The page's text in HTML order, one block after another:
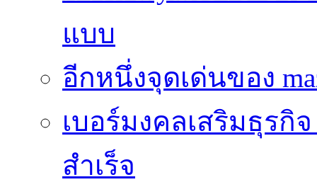
แบบ
อีกหนึ่งจุดเด่นของ
เบอร์มงคลเสริมธุร
สำเร็จ